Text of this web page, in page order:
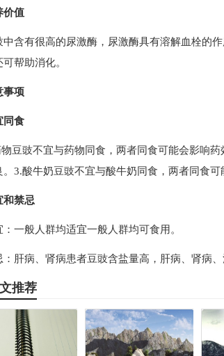
价值
中含有很高的尿激酶，尿激酶具有溶解血栓的
帮助消化。
事项
同食
物豆豉不宜与药物同食，两者同食可能会影响
。3.酸牛奶豆豉不宜与酸牛奶同食，两者同食可
和禁忌
：一般人群均适宜一般人群均可食用。
：肝病、肾病患者豆豉含盐量高，肝病、肾病
推荐